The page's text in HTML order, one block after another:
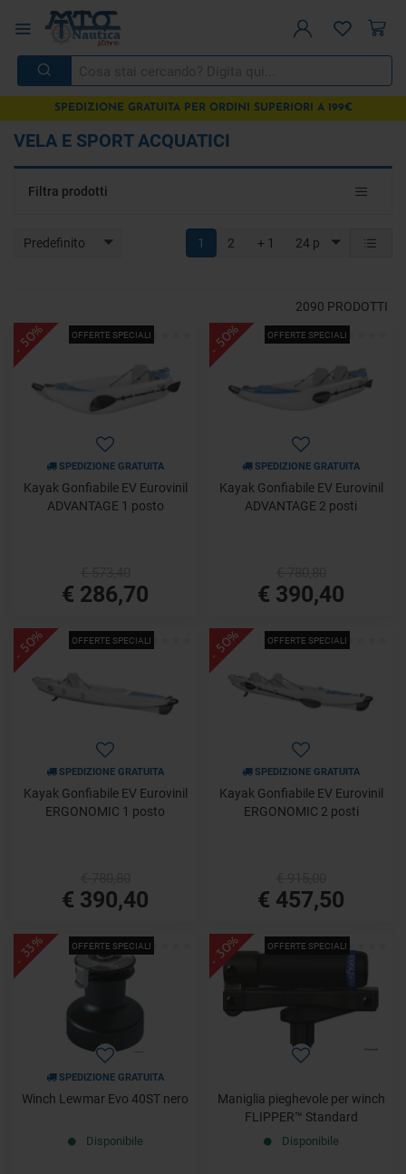
SPEDIZIONE GRATUITA PER ORDINI SUPERIORI A 199€
VELA E SPORT ACQUATICI
Toggle
Filtra prodotti
Predefinito 24 p
1 2 + 1
2090 PRODOTTI
OFFERTE SPECIALI
- 50%
SPEDIZIONE GRATUITA
Kayak Gonfiabile EV Eurovinil
ADVANTAGE 1 posto
€ 286,70
OFFERTE SPECIALI
- 50%
SPEDIZIONE GRATUITA
Kayak Gonfiabile EV Eurovinil
ADVANTAGE 2 posti
€ 390,40
OFFERTE SPECIALI
- 50%
SPEDIZIONE GRATUITA
Kayak Gonfiabile EV Eurovinil
ERGONOMIC 1 posto
€ 390,40
OFFERTE SPECIALI
- 50%
SPEDIZIONE GRATUITA
Kayak Gonfiabile EV Eurovinil
ERGONOMIC 2 posti
€ 457,50
OFFERTE SPECIALI
- 33%
SPEDIZIONE GRATUITA
Winch Lewmar Evo 40ST nero
Disponibile
OFFERTE SPECIALI
- 30%
Maniglia pieghevole per winch
FLIPPER™ Standard
Disponibile